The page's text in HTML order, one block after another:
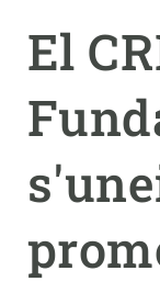
El
menu
RECERCA
CIÈNCIA EN ACCIÓ
NOTÍCIES I AGENDA